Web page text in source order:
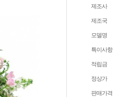
제조사
제조국
모델명
특이사항
적립금
정상가
판매가격